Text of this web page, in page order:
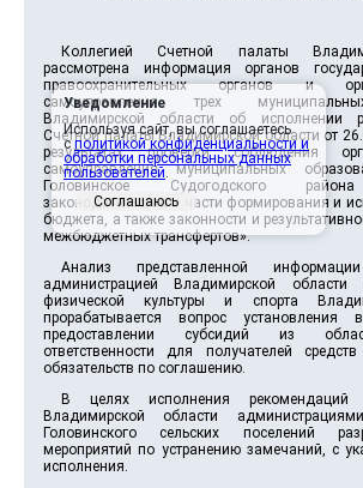
Коллегией Счетной палаты
рассмотрена информация органов
правоохранительных органов и
самоуправления трех
Владимирской области об исполнении
Счетной палаты Владимирской области от
результатах проверки соблюдения
самоуправления муниципальных
Головинское Судогодского
законодательства в части формирования и
бюджета, а также законности и
межбюджетных трансфертов».
Анализ представленной
администрацией Владимирской области
физической культуры и спорта
прорабатывается вопрос
предоставлении субсидий из
ответственности для получателей
обязательств по соглашению.
В целях исполнения рекомендаций
Владимирской области
Головинского сельских поселений
мероприятий по устранению замечаний, с
исполнения.
Уведомление
Используя сайт, вы соглашаетесь
с политикой конфиденциальности и
обработки персональных данных
пользователей.
Соглашаюсь